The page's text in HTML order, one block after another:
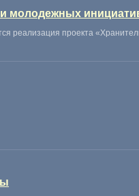
и молодежных
реализация проекта